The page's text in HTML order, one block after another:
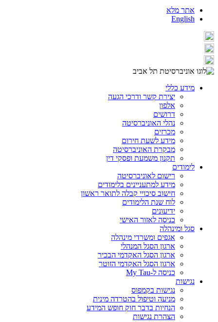
אתר מלא
English
מידע כללי
יצירת קשר ודרכי הגעה
אלפון
דרושים
נהלי האוניברסיטה
מכרזים
מידע לשעת חירום
מבקרת האוניברסיטה
תקנון משמעת ופסקי דין
לימודים
רישום לאוניברסיטה
מידע למתעניינים בלימודים
חישוב סיכויי קבלה לתואר ראשון
לוח שנת הלימודים
ידיעונים
כניסה לאזור האישי
סגל ומינהלה
אגפים ומשרדי מינהלה
ארגון הסגל המנהלי
ארגון הסגל האקדמי הבכיר
ארגון הסגל האקדמי הזוטר
כניסה ל-My Tau
נגישות
נגישות בקמפוס
מניעה וטיפול בהטרדה מינית
הנחיות בדבר חוק חופש המידע
הצהרת נגישות